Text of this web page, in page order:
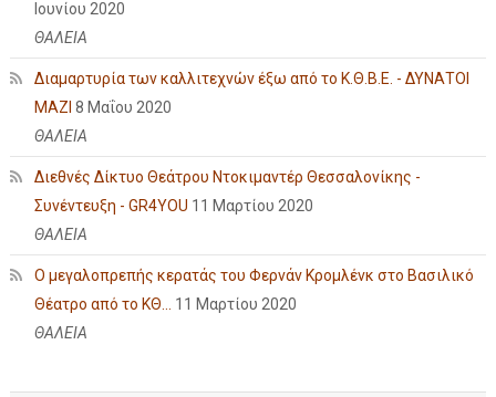
Ιουνίου 2020
ΘΑΛΕΙΑ
Διαμαρτυρία των καλλιτεχνών έξω από το Κ.Θ.Β.Ε. - ΔΥΝΑΤΟΙ
ΜΑΖΙ 8 Μαΐου 2020
ΘΑΛΕΙΑ
Διεθνές Δίκτυο Θεάτρου Ντοκιμαντέρ Θεσσαλονίκης -
Συνέντευξη - GR4YOU 11 Μαρτίου 2020
ΘΑΛΕΙΑ
Ο μεγαλοπρεπής κερατάς του Φερνάν Κρομλένκ στο Βασιλικό
Θέατρο από το ΚΘ...
11 Μαρτίου 2020
ΘΑΛΕΙΑ